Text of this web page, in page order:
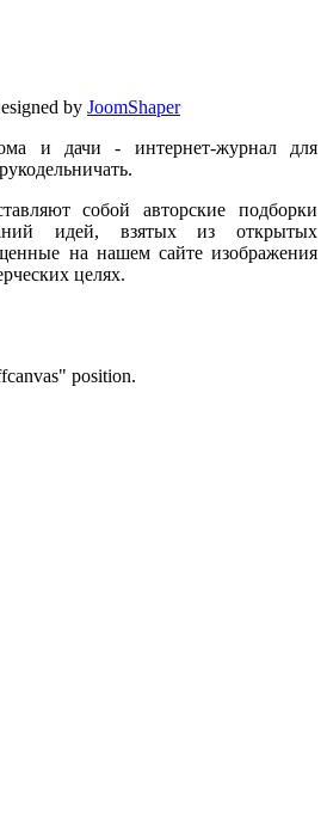
by JoomShaper
и дачи - интернет-журнал для
собой авторские подборки
идей, взятых из открытых
на нашем сайте изображения
целях.
position.